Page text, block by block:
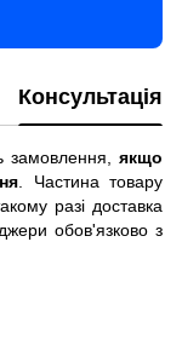
Консультація
замовлення, якщо
. Частина товару
разі доставка
обов'язково з